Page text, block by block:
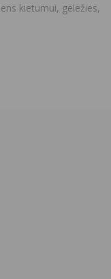
kietumui, geležies,